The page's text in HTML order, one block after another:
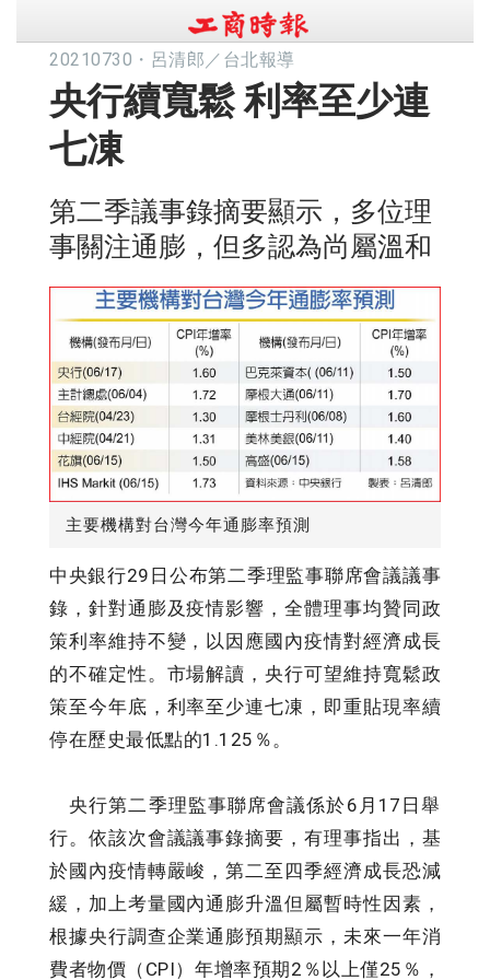
20210730 ・ 呂清郎／台北報導
央行續寬鬆 利率至少連
七凍
第二季議事錄摘要顯示，多位理
事關注通膨，但多認為尚屬溫和
主要機構對台灣今年通膨率預測
中央銀行29日公布第二季理監事聯席會議議事
錄，針對通膨及疫情影響，全體理事均贊同政
策利率維持不變，以因應國內疫情對經濟成長
的不確定性。市場解讀，央行可望維持寬鬆政
策至今年底，利率至少連七凍，即重貼現率續
停在歷史最低點的1.125％。
央行第二季理監事聯席會議係於6月17日舉
行。依該次會議議事錄摘要，有理事指出，基
於國內疫情轉嚴峻，第二至四季經濟成長恐減
緩，加上考量國內通膨升溫但屬暫時性因素，
根據央行調查企業通膨預期顯示，未來一年消
費者物價（CPI）年增率預期2％以上僅25％，